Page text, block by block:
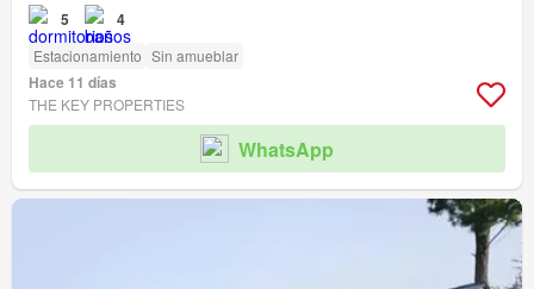
5 4
Estacionamiento Sin amueblar
Hace 11 días
THE KEY PROPERTIES
WhatsApp